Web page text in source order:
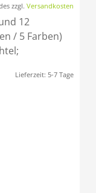
zzgl.Versandkosten
12
/ 5 Farben)
Lieferzeit: 5-7 Tage